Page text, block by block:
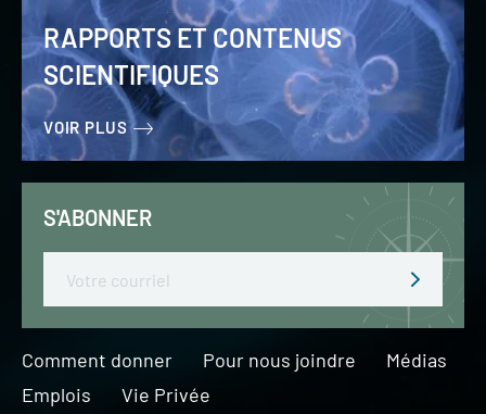
RAPPORTS ET CONTENUS
SCIENTIFIQUES
VOIR PLUS
S'ABONNER
Comment donner Pour nous joindre
Médias
Emplois
Vie Privée